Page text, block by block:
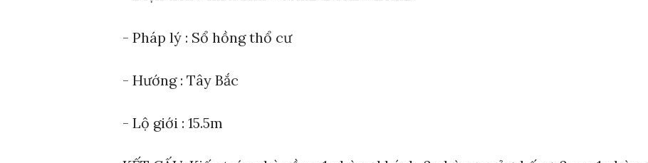
- Pháp lý : Sổ hồng thổ cư
- Hướng : Tây Bắc
- Lộ giới : 15.5m